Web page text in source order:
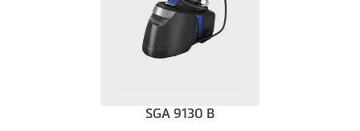
SGA 9130 B